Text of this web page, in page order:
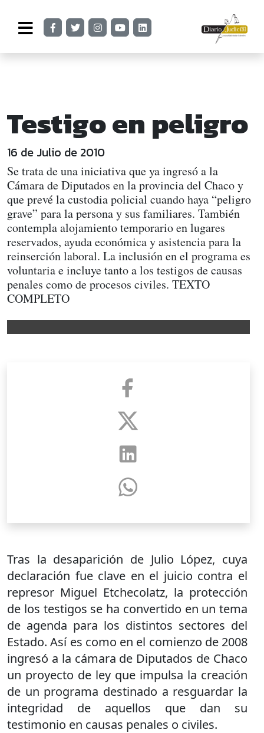
Testigo en peligro
16 de Julio de 2010
Se trata de una iniciativa que ya ingresó a la
Cámara de Diputados en la provincia del Chaco y
que prevé la custodia policial cuando haya “peligro
grave” para la persona y sus familiares. También
contempla alojamiento temporario en lugares
reservados, ayuda económica y asistencia para la
reinserción laboral. La inclusión en el programa es
voluntaria e incluye tanto a los testigos de causas
penales como de procesos civiles. TEXTO
COMPLETO
Tras la desaparición de Julio López, cuya
declaración fue clave en el juicio contra el
represor Miguel Etchecolatz, la protección
de los testigos se ha convertido en un tema
de agenda para los distintos sectores del
Estado. Así es como en el comienzo de 2008
ingresó a la cámara de Diputados de Chaco
un proyecto de ley que impulsa la creación
de un programa destinado a resguardar la
integridad de aquellos que dan su
testimonio en causas penales o civiles.